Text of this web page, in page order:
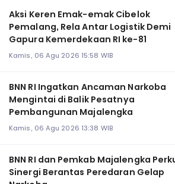
Aksi Keren Emak-emak Cibelok
Pemalang, Rela Antar Logistik Demi
Gapura Kemerdekaan RI ke-81
Kamis, 06 Agu 2026 15:58 WIB
BNN RI Ingatkan Ancaman Narkoba
Mengintai di Balik Pesatnya
Pembangunan Majalengka
Kamis, 06 Agu 2026 13:38 WIB
BNN RI dan Pemkab Majalengka
Sinergi Berantas Peredaran Gelap